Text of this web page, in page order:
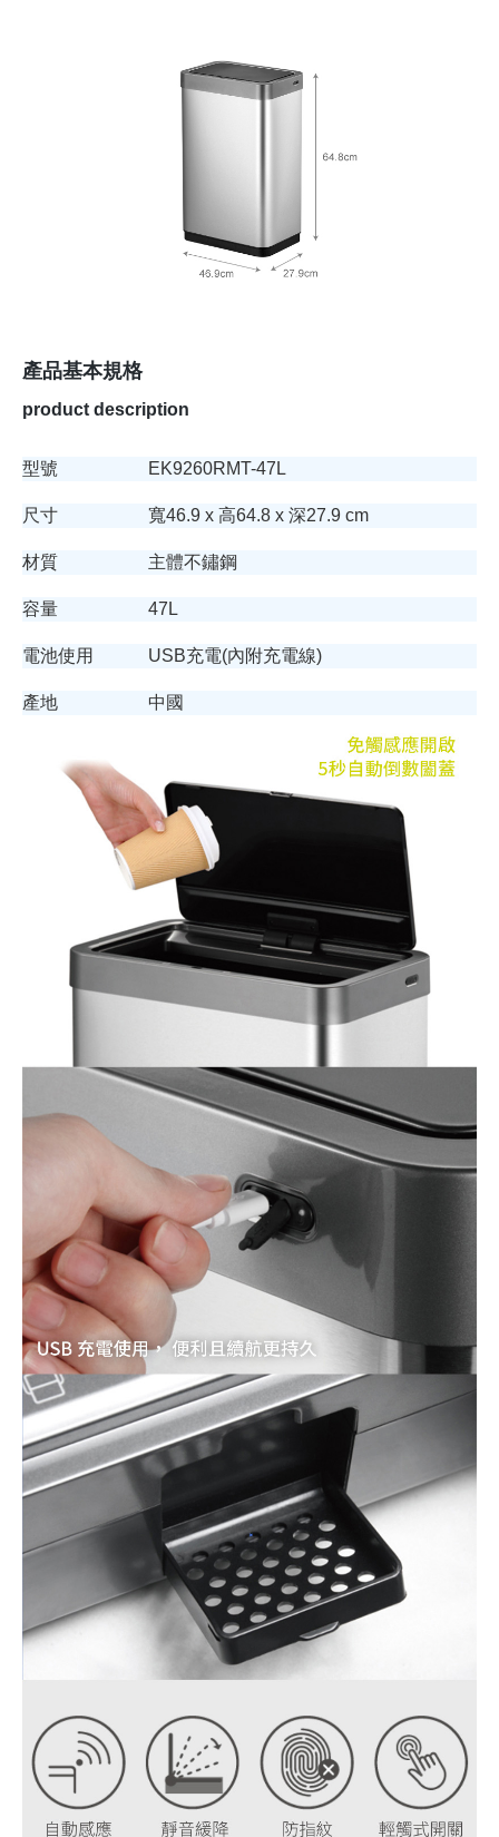
產品基本規格
product description
型號 EK9260RMT-47L
尺寸 寬46.9 x 高64.8 x 深27.9 cm
材質 主體不鏽鋼
容量 47L
電池使用 USB充電(內附充電線)
產地 中國